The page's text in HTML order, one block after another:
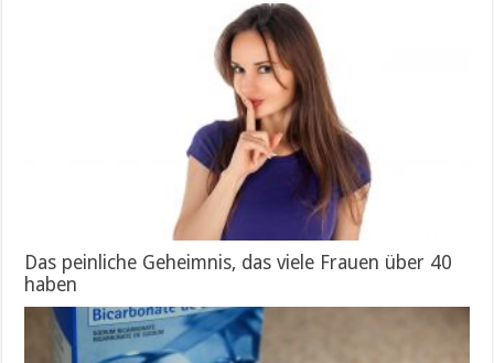
Das peinliche Geheimnis, das viele Frauen über 40
haben